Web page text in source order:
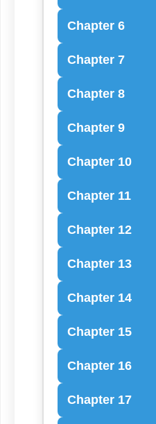
Chapter 6
Chapter 7
Chapter 8
Chapter 9
Chapter 10
Chapter 11
Chapter 12
Chapter 13
Chapter 14
Chapter 15
Chapter 16
Chapter 17